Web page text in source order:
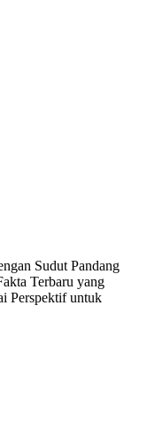
Sudut Pandang
Terbaru yang
Perspektif untuk